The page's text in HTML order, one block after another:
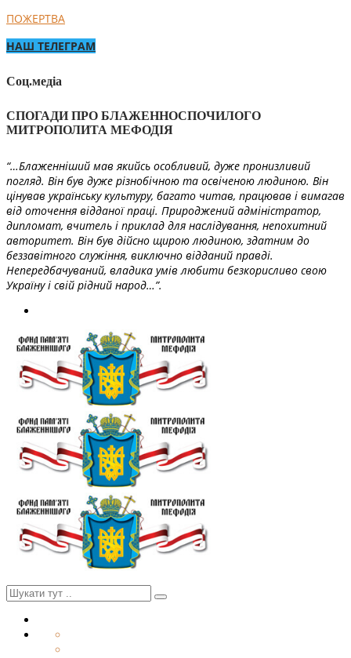
ПОЖЕРТВА
НАШ ТЕЛЕГРАМ
Соц.медіа
СПОГАДИ ПРО БЛАЖЕННОСПОЧИЛОГО
МИТРОПОЛИТА МЕФОДІЯ
“…Блаженніший мав якийсь особливий, дуже пронизливий
погляд. Він був дуже різнобічною та освіченою людиною. Він
цінував українську культуру, багато читав, працював і вимагав
від оточення відданої праці. Природжений адміністратор,
дипломат, вчитель і приклад для наслідування, непохитний
авторитет. Він був дійсно щирою людиною, здатним до
беззавітного служіння, виключно відданий правді.
Непередбачуваний, владика умів любити безкорисливо свою
Україну і свій рідний народ…”.